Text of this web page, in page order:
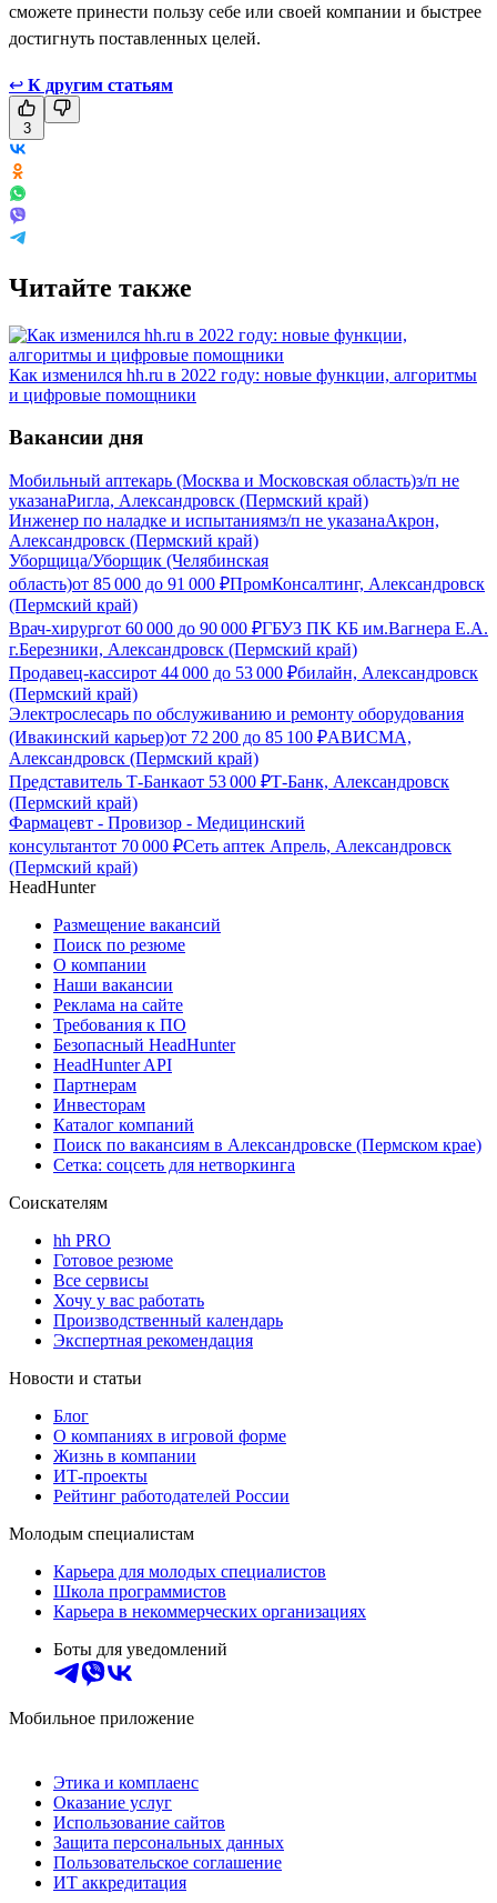
сможете принести пользу себе или своей компании и быстрее
достигнуть поставленных целей.
↩ К другим статьям
3
Читайте также
Как изменился hh.ru в 2022 году: новые функции, алгоритмы
и цифровые помощники
Вакансии дня
Мобильный аптекарь (Москва и Московская область)з/п не
указанаРигла, Александровск (Пермский край)
Инженер по наладке и испытаниямз/п не указанаАкрон,
Александровск (Пермский край)
Уборщица/Уборщик (Челябинская
область)от 85 000 до 91 000 ₽ПромКонсалтинг, Александровск
(Пермский край)
Врач-хирургот 60 000 до 90 000 ₽ГБУЗ ПК КБ им.Вагнера Е.А.
г.Березники, Александровск (Пермский край)
Продавец-кассирот 44 000 до 53 000 ₽билайн, Александровск
(Пермский край)
Электрослесарь по обслуживанию и ремонту оборудования
(Ивакинский карьер)от 72 200 до 85 100 ₽АВИСМА,
Александровск (Пермский край)
Представитель Т-Банкаот 53 000 ₽Т-Банк, Александровск
(Пермский край)
Фармацевт - Провизор - Медицинский
консультантот 70 000 ₽Сеть аптек Апрель, Александровск
(Пермский край)
HeadHunter
Размещение вакансий
Поиск по резюме
О компании
Наши вакансии
Реклама на сайте
Требования к ПО
Безопасный HeadHunter
HeadHunter API
Партнерам
Инвесторам
Каталог компаний
Поиск по вакансиям в Александровске (Пермском крае)
Сетка: соцсеть для нетворкинга
Соискателям
hh PRO
Готовое резюме
Все сервисы
Хочу у вас работать
Производственный календарь
Экспертная рекомендация
Новости и статьи
Блог
О компаниях в игровой форме
Жизнь в компании
ИТ-проекты
Рейтинг работодателей России
Молодым специалистам
Карьера для молодых специалистов
Школа программистов
Карьера в некоммерческих организациях
Боты для уведомлений
Мобильное приложение
Этика и комплаенс
Оказание услуг
Использование сайтов
Защита персональных данных
Пользовательское соглашение
ИТ аккредитация